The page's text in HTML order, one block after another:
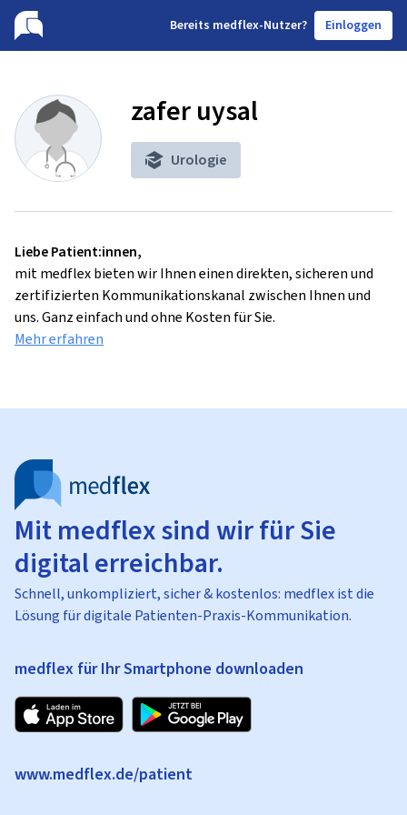
Bereits medflex-Nutzer? Einloggen
zafer uysal
Urologie
Liebe Patient:innen,
mit medflex bieten wir Ihnen einen direkten, sicheren und
zertifizierten Kommunikationskanal zwischen Ihnen und
uns. Ganz einfach und ohne Kosten für Sie.
Mehr erfahren
Mit medflex sind wir für Sie
digital erreichbar.
Schnell, unkompliziert, sicher & kostenlos: medflex ist die
Lösung für digitale Patienten-Praxis-Kommunikation.
medflex für Ihr Smartphone downloaden
www.medflex.de/patient